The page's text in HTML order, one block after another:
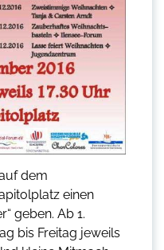
dem
einen
geben. Ab 1.
bis Freitag jeweils